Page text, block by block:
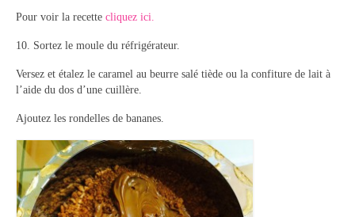
Pour voir la recette cliquez ici.
10. Sortez le moule du réfrigérateur.
Versez et étalez le caramel au beurre salé tiède ou la confiture de lait à
l’aide du dos d’une cuillère.
Ajoutez les rondelles de bananes.